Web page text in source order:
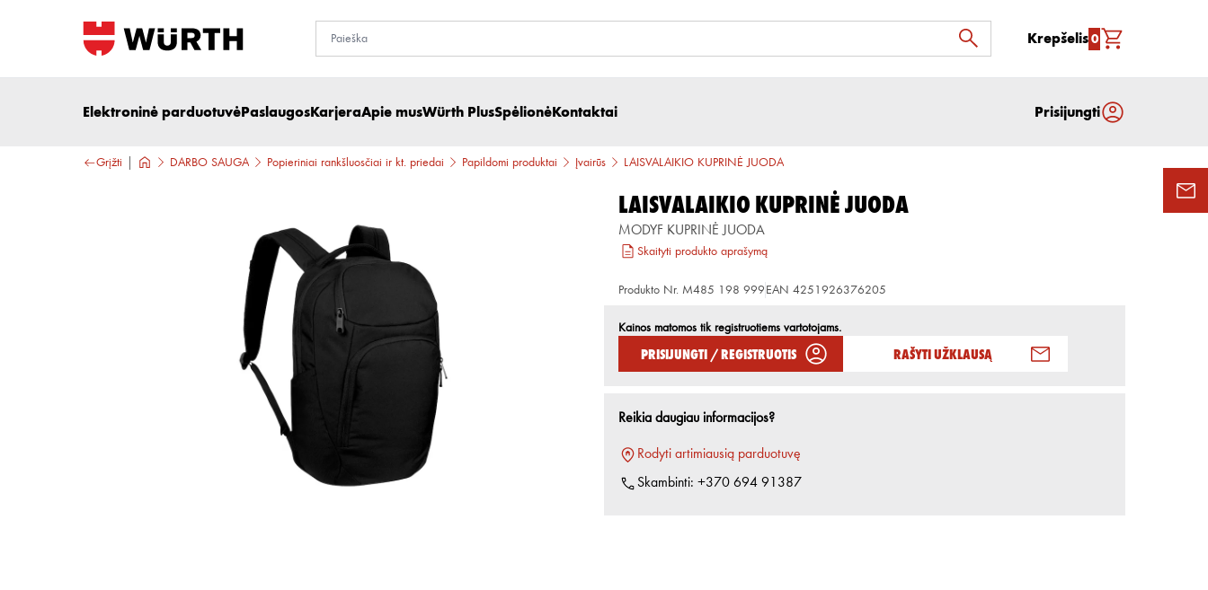
Krepšelis0
Elektroninė parduotuvėPaslaugosKarjeraApie musWürth PlusSpėlionėKontaktai Prisijungti
Grįžti DARBO SAUGA Popieriniai rankšluosčiai ir kt. priedai Papildomi produktai Įvairūs LAISVALAIKIO KUPRINĖ JUODA
LAISVALAIKIO KUPRINĖ JUODA
MODYF KUPRINĖ JUODA
Skaityti produkto aprašymą
Produkto Nr. M485 198 999 EAN 4251926376205
Kainos matomos tik registruotiems vartotojams.
Prisijungti / Registruotis Rašyti užklausą
Reikia daugiau informacijos?
Rodyti artimiausią parduotuvę
Skambinti: +370 694 91387